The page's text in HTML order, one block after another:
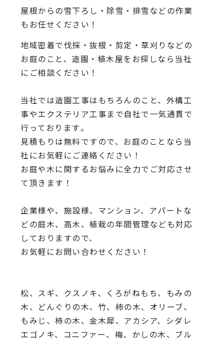
屋根からの雪下ろし・除雪・排雪などの作業
もお任せください！
地域密着で伐採・抜根・剪定・草刈りなどの
お庭のこと、造園・ 植木屋をお探しなら当社
にご相談ください！
当社では造園工事はもちろんのこと、 外構工
事やエクステリア工事まで自社で一気通貫で
行っております。
見積もりは無料ですので、 お庭のことなら当
社にお気軽にご連絡ください！
お庭や木に関するお悩みに全力でご対応させ
て頂きます！
企業様や、施設様、マンション、アパートな
どの庭木、高木、植栽の年間管理なども対応
しておりますので、
お気軽にお問い合わせください！
松、スギ、クスノキ、くろがねもち、もみの
木、どんぐりの木、 竹、柿の木、オリーブ、
もみじ、柿の木、金木犀、アカシア、 シダレ
エゴノキ、コニファー、梅、かしの木、ブル